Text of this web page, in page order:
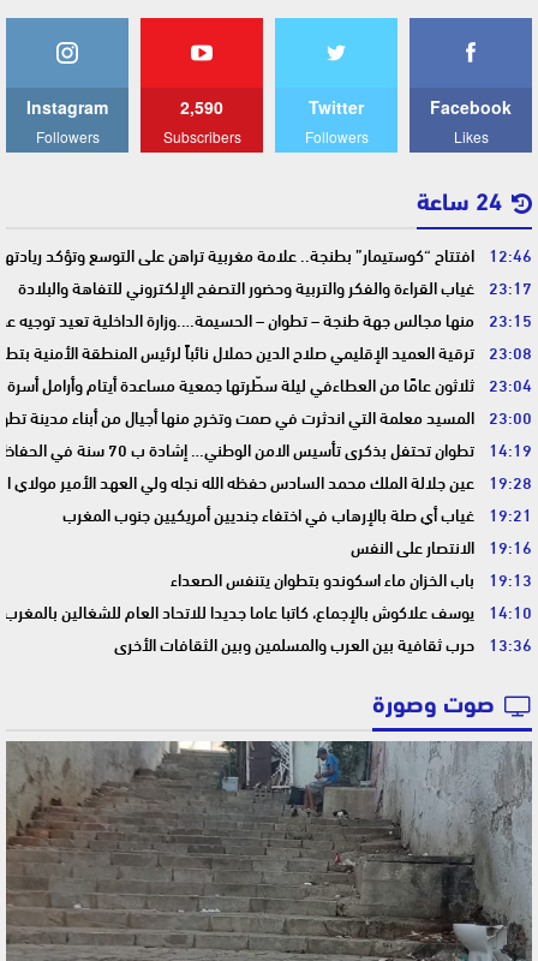
Facebook
Likes
Twitter
Followers
2,590
Subscribers
Instagram
Followers
12:46 افتتاح “كوستيمار” بطنجة.. علامة مغربية تراهن على التوسع وتؤكد
23:17 غياب القراءة والفكر والتربية وحضور التصفح الإلكتروني للتفاهة والبلادة
23:15 منها مجالس جهة طنجة – تطوان – الحسيمة….وزارة الداخلية تعيد توجيه
23:08 ترقية العميد الإقليمي صلاح الدين حملال نائباً لرئيس المنطقة الأمنية
23:04 ثلاثون عامًا من العطاءفي ليلة سطّرتها جمعية مساعدة أيتام وأرامل
23:00 المسيد معلمة التي اندثرت في صمت وتخرج منها أجيال من أبناء مدينة
14:19 تطوان تحتفل بذكرى تأسيس الامن الوطني… إشادة ب 70 سنة في الحفاظ على استقرار الوطن وضمان أمن المواطنين
19:28 عين جلالة الملك محمد السادس حفظه الله نجله ولي العهد الأمير
19:21 غياب أي صلة بالإرهاب في اختفاء جنديين أمريكيين جنوب المغرب
19:16 الانتصار على النفس
19:13 باب الخزان ماء اسكوندو بتطوان يتنفس الصعداء
14:10 يوسف علاكوش بالإجماع، كاتبا عاما جديدا للاتحاد العام للشغالين بالمغرب
13:36 حرب ثقافية بين العرب والمسلمين وبين الثقافات الأخرى
صوت وصورة